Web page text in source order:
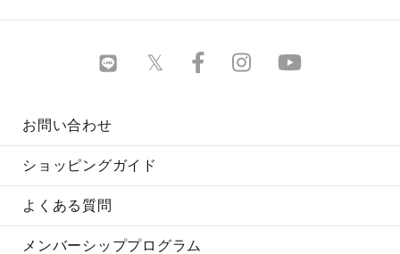
お問い合わせ
ショッピングガイド
よくある質問
メンバーシッププログラム